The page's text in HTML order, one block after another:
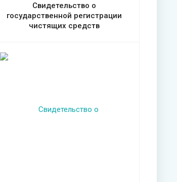
Свидетельство о
государственной регистрации
чистящих средств